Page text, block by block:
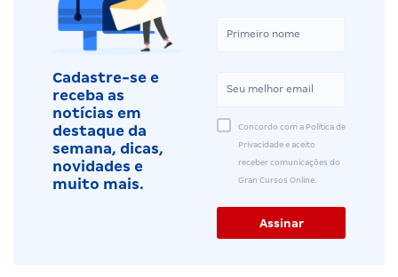
Cadastre-se e
receba as
notícias em
destaque da
semana, dicas,
novidades e
muito mais.
Concordo com a Política de
Privacidade e aceito
receber comunicações do
Gran Cursos Online.